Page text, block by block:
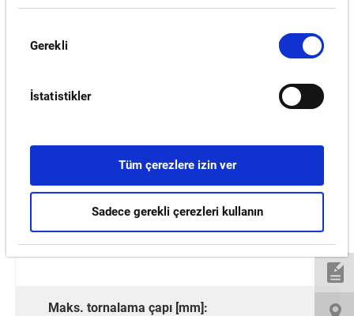
Seçimi
Gerekli
İstatistikler
Tüm çerezlere izin ver
Sadece gerekli çerezleri kullanın
Maks. tornalama çapı [mm]: